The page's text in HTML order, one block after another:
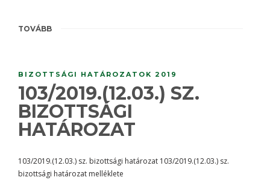
TOVÁBB
BIZOTTSÁGI HATÁROZATOK 2019
103/2019.(12.03.) SZ.
BIZOTTSÁGI
HATÁROZAT
103/2019.(12.03.) sz. bizottsági határozat 103/2019.(12.03.) sz.
bizottsági határozat melléklete